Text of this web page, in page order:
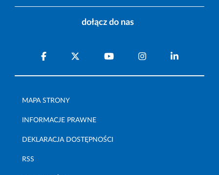
dołącz do nas
MAPA STRONY
INFORMACJE PRAWNE
DEKLARACJA DOSTĘPNOŚCI
RSS